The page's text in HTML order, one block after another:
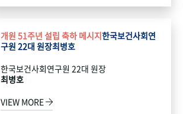
개원 51주년 설립 축하 메시지한국보건사회연
구원 22대 원장최병호
한국보건사회연구원 22대 원장
최병호
VIEW MORE